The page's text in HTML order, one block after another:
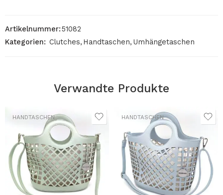
Artikelnummer:51082
Kategorien: Clutches, Handtaschen, Umhängetaschen
Verwandte Produkte
HANDTASCHEN HANDTASCHEN